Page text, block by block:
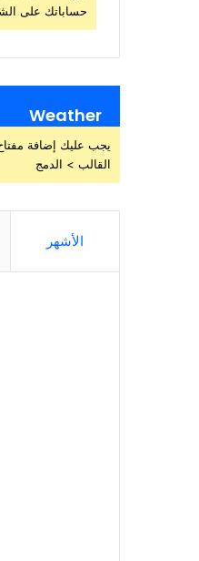
حساباتك على
Weather
القالب > الدمج
الأشهر